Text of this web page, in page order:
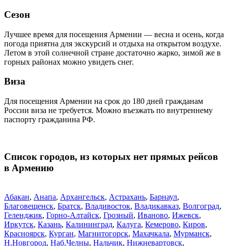
Сезон
Лучшее время для посещения Армении — весна и осень, когда
погода приятна для экскурсий и отдыха на открытом воздухе.
Летом в этой солнечной стране достаточно жарко, зимой же в
горных районах можно увидеть снег.
Виза
Для посещения Армении на срок до 180 дней гражданам
России виза не требуется. Можно въезжать по внутреннему
паспорту гражданина РФ.
Список городов, из которых нет прямых рейсов
в Армению
Абакан, Анапа, Архангельск, Астрахань, Барнаул,
Благовещенск, Братск, Владивосток, Владикавказ, Волгоград,
Геленджик, Горно-Алтайск, Грозный, Иваново, Ижевск,
Иркутск, Казань, Калининград, Калуга, Кемерово, Киров,
Красноярск, Курган, Магнитогорск, Махачкала, Мурманск,
Н.Новгород, Наб.Челны, Нальчик, Нижневартовск,